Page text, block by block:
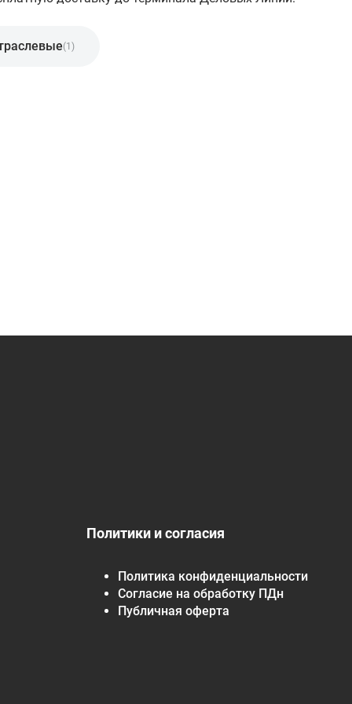
(1)
Политики и согласия
Политика конфиденциальности
Согласие на обработку ПДн
Публичная оферта